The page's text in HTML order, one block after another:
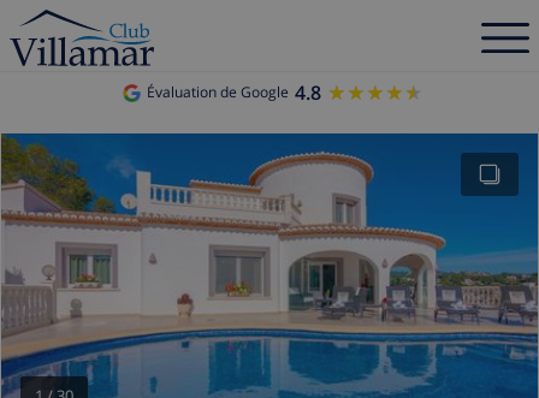
Évaluation de Google 4.8 ★★★★★
★★★★★